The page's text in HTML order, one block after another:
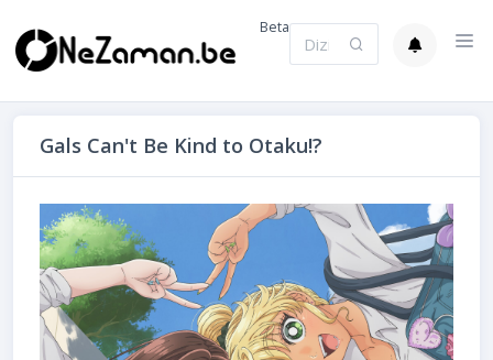
Beta
Gals Can't Be Kind to Otaku!?